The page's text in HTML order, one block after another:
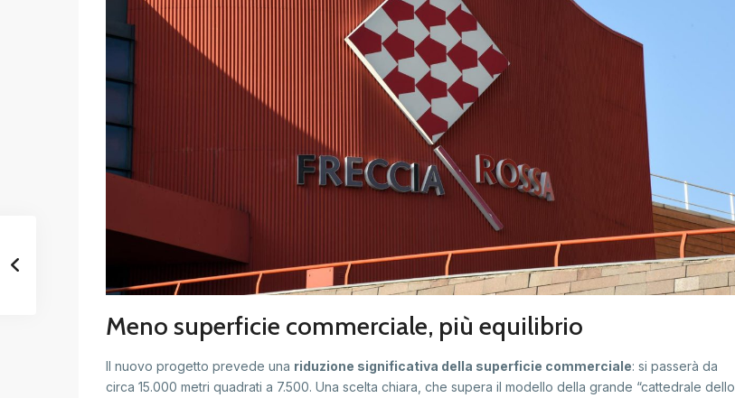
Meno superficie commerciale, più equilibrio
Il nuovo progetto prevede una riduzione significativa della superficie commerciale: si passerà da
circa 15.000 metri quadrati a 7.500. Una scelta chiara, che supera il modello della grande “cattedrale dello